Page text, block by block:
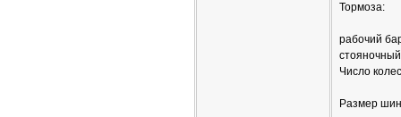
Тормоза:
рабочий
Число
Размер